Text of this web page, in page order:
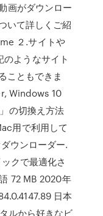
画がダウンロー
いて詳しくご紹
２.サイトや
ようなサイト
こともできま
Windows 10
の切換え方法
用で利用して
ウンローダー.
クで最適化さ
72 MB 2020年
日本
ルから好きなビ